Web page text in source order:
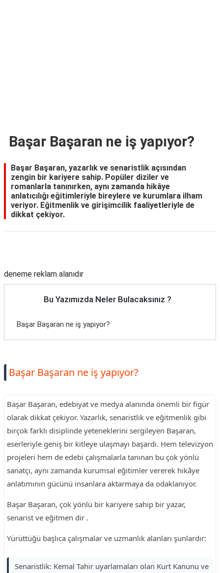
Başar Başaran ne iş yapıyor?
Başar Başaran, yazarlık ve senaristlik açısından
zengin bir kariyere sahip. Popüler diziler ve
romanlarla tanınırken, aynı zamanda hikâye
anlatıcılığı eğitimleriyle bireylere ve kurumlara ilham
veriyor. Eğitmenlik ve girişimcilik faaliyetleriyle de
dikkat çekiyor.
deneme reklam alanıdır
Bu Yazımızda Neler Bulacaksınız ?
Başar Başaran ne iş yapıyor?
Başar Başaran ne iş yapıyor?
Başar Başaran, edebiyat ve medya alanında önemli bir figür
olarak dikkat çekiyor. Yazarlık, senaristlik ve eğitmenlik gibi
birçok farklı disiplinde yeteneklerini sergileyen Başaran,
eserleriyle geniş bir kitleye ulaşmayı başardı. Hem televizyon
projeleri hem de edebi çalışmalarla tanınan bu çok yönlü
sanatçı, aynı zamanda kurumsal eğitimler vererek hikâye
anlatımının gücünü insanlara aktarmaya da odaklanıyor.
Başar Başaran, çok yönlü bir kariyere sahip bir yazar,
senarist ve eğitmen dir .
Yürüttüğü başlıca çalışmalar ve uzmanlık alanları şunlardır:
Senaristlik: Kemal Tahir uyarlamaları olan Kurt Kanunu ve